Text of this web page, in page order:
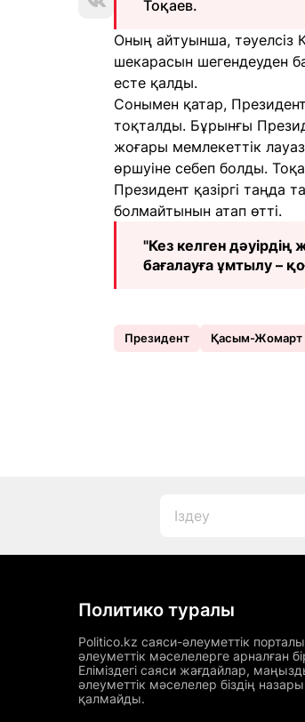
Тоқаев.
Оның айтуынша, тәуелсіз
шекарасын шегендеуден
есте қалды.
Сонымен қатар, Президент
тоқталды. Бұрынғы
жоғары мемлекеттік
өршуіне себеп болды.
Президент қазіргі таңда
болмайтынын атап өтті.
"Кез келген
бағалауға ұмтылу –
Президент Қасым-Жомарт
Политико туралы
Politico.kz саяси-әлеуметтік порталы
әлеуметтік мәселелерге арналған
Еліміздегі саяси жағдайлар,
әлеуметтік мәселелер біздің
қалмайды.